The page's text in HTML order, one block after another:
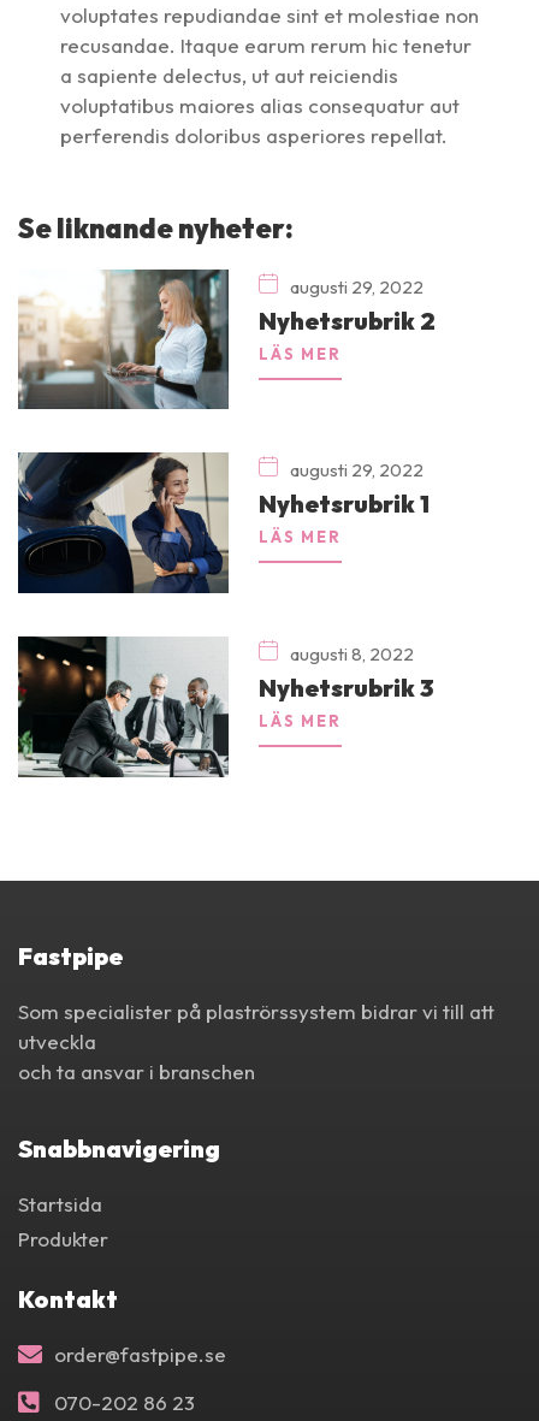
voluptates repudiandae sint et molestiae non
recusandae. Itaque earum rerum hic tenetur
a sapiente delectus, ut aut reiciendis
voluptatibus maiores alias consequatur aut
perferendis doloribus asperiores repellat.
Se liknande nyheter:
augusti 29, 2022
Nyhetsrubrik 2
LÄS MER
augusti 29, 2022
Nyhetsrubrik 1
LÄS MER
augusti 8, 2022
Nyhetsrubrik 3
LÄS MER
Fastpipe
Som specialister på plaströrssystem bidrar vi till att
utveckla
och ta ansvar i branschen
Snabbnavigering
Startsida
Produkter
Kontakt
order@fastpipe.se
070-202 86 23